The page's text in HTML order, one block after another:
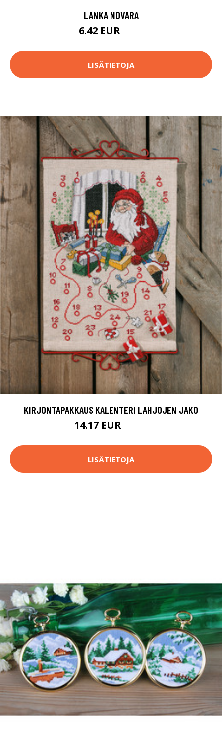
LANKA NOVARA
6.42 EUR
LISÄTIETOJA
KIRJONTAPAKKAUS KALENTERI LAHJOJEN JAKO
14.17 EUR
LISÄTIETOJA